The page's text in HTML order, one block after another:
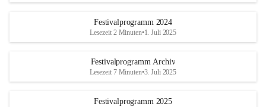
Festivalprogramm 2024
Lesezeit 2 Minuten•1. Juli 2025
Festivalprogramm Archiv
Lesezeit 7 Minuten•3. Juli 2025
Festivalprogramm 2025